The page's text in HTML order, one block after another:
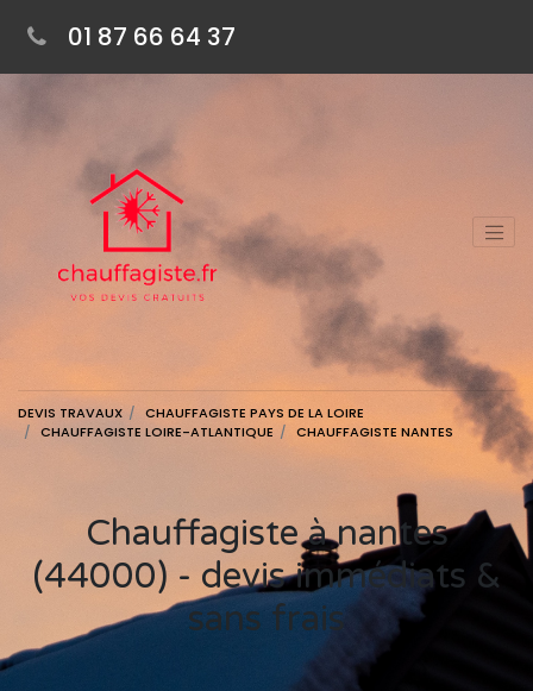
01 87 66 64 37
DEVIS TRAVAUX
CHAUFFAGISTE PAYS DE LA LOIRE
CHAUFFAGISTE LOIRE-ATLANTIQUE
CHAUFFAGISTE NANTES
Chauffagiste à nantes
(44000) - devis immédiats &
sans frais